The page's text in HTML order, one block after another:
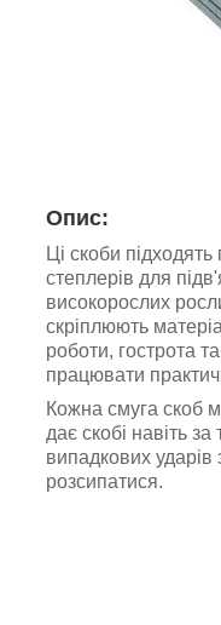
Опис:
Ці скоби підходять
степлерів для
високорослих
скріплюють
роботи, гострота
працювати
Кожна смуга скоб
дає скобі навіть за
випадкових ударів
розсипатися.